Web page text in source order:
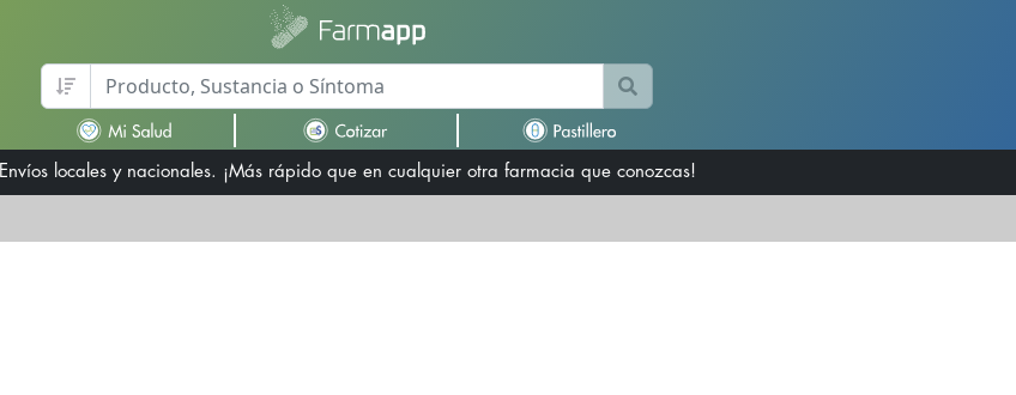
Envíos locales y nacionales. ¡Más rápido que en cualquier otra farmacia que conozcas!